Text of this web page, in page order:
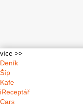
více >>
Deník
Šíp
Kafe
iReceptář
Cars